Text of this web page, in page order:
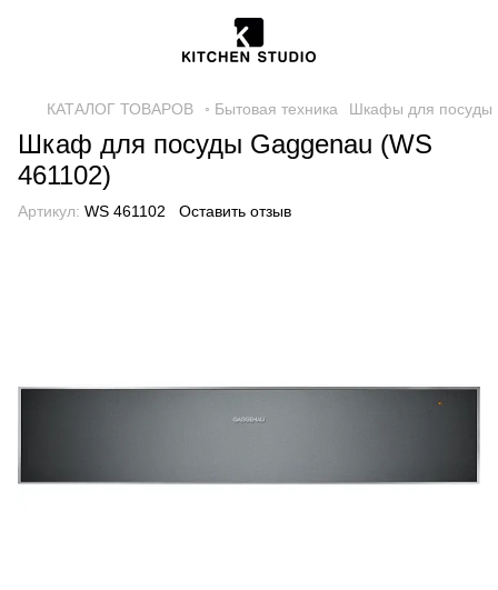
КАТАЛОГ ТОВАРОВ ◦ Бытовая техника Шкафы для посуды
Шкаф для посуды Gaggenau (WS
461102)
Артикул: WS 461102 Оставить отзыв